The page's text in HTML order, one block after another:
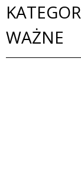
WAŻNE